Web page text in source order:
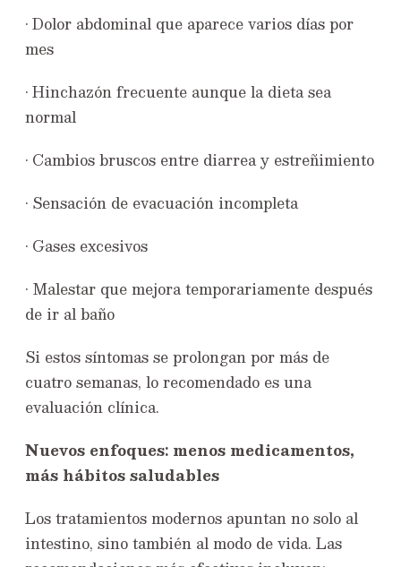
• Dolor abdominal que aparece varios días por
mes
• Hinchazón frecuente aunque la dieta sea
normal
• Cambios bruscos entre diarrea y estreñimiento
• Sensación de evacuación incompleta
• Gases excesivos
• Malestar que mejora temporariamente después
de ir al baño
Si estos síntomas se prolongan por más de
cuatro semanas, lo recomendado es una
evaluación clínica.
Nuevos enfoques: menos medicamentos,
más hábitos saludables
Los tratamientos modernos apuntan no solo al
intestino, sino también al modo de vida. Las